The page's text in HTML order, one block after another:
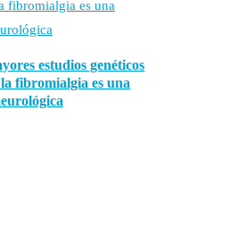
estudios genéticos
fibromialgia es una